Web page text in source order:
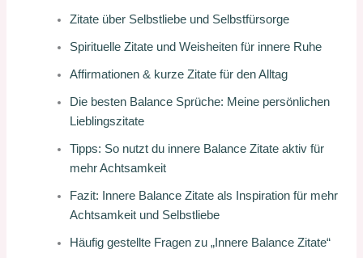
Zitate über Selbstliebe und Selbstfürsorge
Spirituelle Zitate und Weisheiten für innere Ruhe
Affirmationen & kurze Zitate für den Alltag
Die besten Balance Sprüche: Meine persönlichen
Lieblingszitate
Tipps: So nutzt du innere Balance Zitate aktiv für
mehr Achtsamkeit
Fazit: Innere Balance Zitate als Inspiration für mehr
Achtsamkeit und Selbstliebe
Häufig gestellte Fragen zu „Innere Balance Zitate“